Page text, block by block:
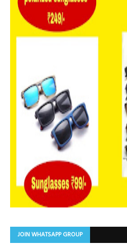
JOIN WHATSAPP GROUP